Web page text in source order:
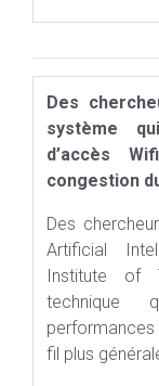
Des
système
d’accès
congestion
Des
Artificial
Institute of
technique
fil plus